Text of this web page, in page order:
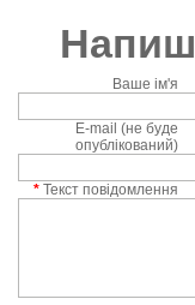
Ваше ім'я
E-mail (не буде
опублікований)
* Текст повідомлення